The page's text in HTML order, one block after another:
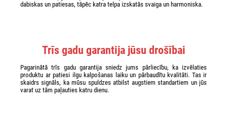
dabiskas un patiesas, tāpēc katra telpa izskatās svaiga un harmoniska.
Trīs gadu garantija jūsu drošībai
Pagarinātā trīs gadu garantija sniedz jums pārliecību, ka izvēlaties
produktu ar patiesi ilgu kalpošanas laiku un pārbaudītu kvalitāti. Tas ir
skaidrs signāls, ka mūsu spuldzes atbilst augstiem standartiem un jūs
varat uz tām paļauties katru dienu.